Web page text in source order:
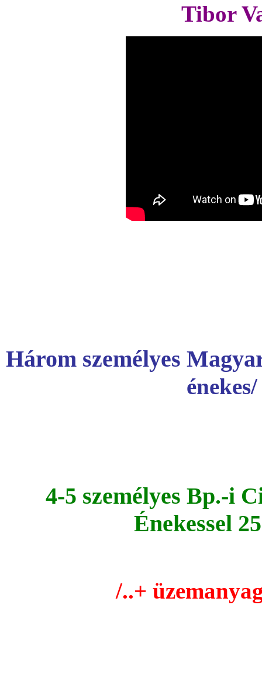
Tibor
Három személyes
énekes/
4-5 személyes Bp.-i
Énekessel
/..+